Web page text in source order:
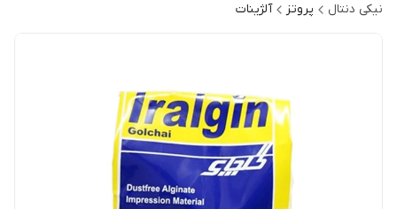
نیکی دنتال پروتز آلژینات